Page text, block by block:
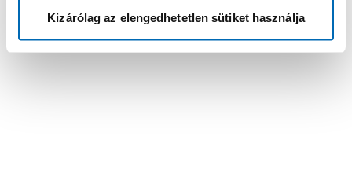
Kizárólag az elengedhetetlen sütiket használja